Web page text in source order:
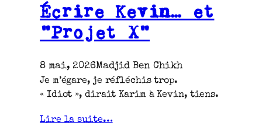
Écrire Kevin… et
“Projet X”
8 mai, 2026Madjid Ben Chikh
Je m’égare, je réfléchis trop.
« Idiot », dirait Karim à Kevin, tiens.
Lire la suite…